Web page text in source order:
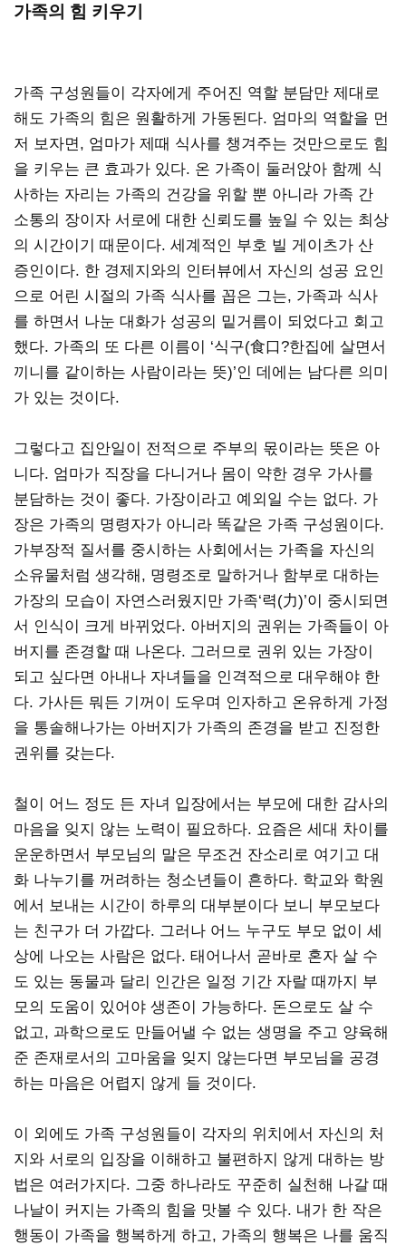
가족의 힘 키우기
가족 구성원들이 각자에게 주어진 역할 분담만 제대로
해도 가족의 힘은 원활하게 가동된다. 엄마의 역할을 먼
저 보자면, 엄마가 제때 식사를 챙겨주는 것만으로도 힘
을 키우는 큰 효과가 있다. 온 가족이 둘러앉아 함께 식
사하는 자리는 가족의 건강을 위할 뿐 아니라 가족 간
소통의 장이자 서로에 대한 신뢰도를 높일 수 있는 최상
의 시간이기 때문이다. 세계적인 부호 빌 게이츠가 산
증인이다. 한 경제지와의 인터뷰에서 자신의 성공 요인
으로 어린 시절의 가족 식사를 꼽은 그는, 가족과 식사
를 하면서 나눈 대화가 성공의 밑거름이 되었다고 회고
했다. 가족의 또 다른 이름이 ‘식구(食口?한집에 살면서
끼니를 같이하는 사람이라는 뜻)’인 데에는 남다른 의미
가 있는 것이다.
그렇다고 집안일이 전적으로 주부의 몫이라는 뜻은 아
니다. 엄마가 직장을 다니거나 몸이 약한 경우 가사를
분담하는 것이 좋다. 가장이라고 예외일 수는 없다. 가
장은 가족의 명령자가 아니라 똑같은 가족 구성원이다.
가부장적 질서를 중시하는 사회에서는 가족을 자신의
소유물처럼 생각해, 명령조로 말하거나 함부로 대하는
가장의 모습이 자연스러웠지만 가족‘력(力)’이 중시되면
서 인식이 크게 바뀌었다. 아버지의 권위는 가족들이 아
버지를 존경할 때 나온다. 그러므로 권위 있는 가장이
되고 싶다면 아내나 자녀들을 인격적으로 대우해야 한
다. 가사든 뭐든 기꺼이 도우며 인자하고 온유하게 가정
을 통솔해나가는 아버지가 가족의 존경을 받고 진정한
권위를 갖는다.
철이 어느 정도 든 자녀 입장에서는 부모에 대한 감사의
마음을 잊지 않는 노력이 필요하다. 요즘은 세대 차이를
운운하면서 부모님의 말은 무조건 잔소리로 여기고 대
화 나누기를 꺼려하는 청소년들이 흔하다. 학교와 학원
에서 보내는 시간이 하루의 대부분이다 보니 부모보다
는 친구가 더 가깝다. 그러나 어느 누구도 부모 없이 세
상에 나오는 사람은 없다. 태어나서 곧바로 혼자 살 수
도 있는 동물과 달리 인간은 일정 기간 자랄 때까지 부
모의 도움이 있어야 생존이 가능하다. 돈으로도 살 수
없고, 과학으로도 만들어낼 수 없는 생명을 주고 양육해
준 존재로서의 고마움을 잊지 않는다면 부모님을 공경
하는 마음은 어렵지 않게 들 것이다.
이 외에도 가족 구성원들이 각자의 위치에서 자신의 처
지와 서로의 입장을 이해하고 불편하지 않게 대하는 방
법은 여러가지다. 그중 하나라도 꾸준히 실천해 나갈 때
나날이 커지는 가족의 힘을 맛볼 수 있다. 내가 한 작은
행동이 가족을 행복하게 하고, 가족의 행복은 나를 움직